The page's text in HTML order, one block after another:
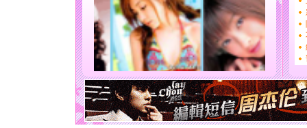
片叶子
送你一
[圣诞节]
你太多
要平安
[圣诞节]
能正大光
天都要快
[圣诞节]
如意,快
[元旦]看